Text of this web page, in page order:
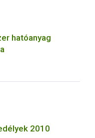
hatóanyag
2010